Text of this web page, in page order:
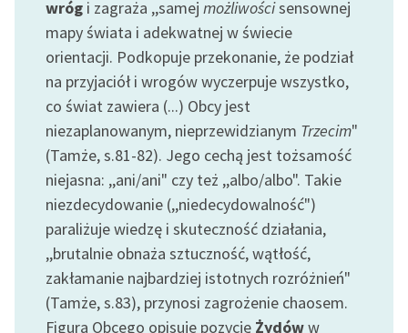
wróg i zagraża ,,samej możliwościsensownej
mapy świata i adekwatnej w świecie
orientacji. Podkopuje przekonanie, że podział
na przyjaciół i wrogów wyczerpuje wszystko,
co świat zawiera (...) Obcy jest
niezaplanowanym, nieprzewidzianym Trzecim"
(Tamże, s.81-82). Jego cechą jest tożsamość
niejasna: ,,ani/ani" czy też ,,albo/albo". Takie
niezdecydowanie (,,niedecydowalność")
paraliżuje wiedzę i skuteczność działania,
,,brutalnie obnaża sztuczność, wątłość,
zakłamanie najbardziej istotnych rozróżnień"
(Tamże, s.83), przynosi zagrożenie chaosem.
Figura Obcego opisuje pozycję Żydóww